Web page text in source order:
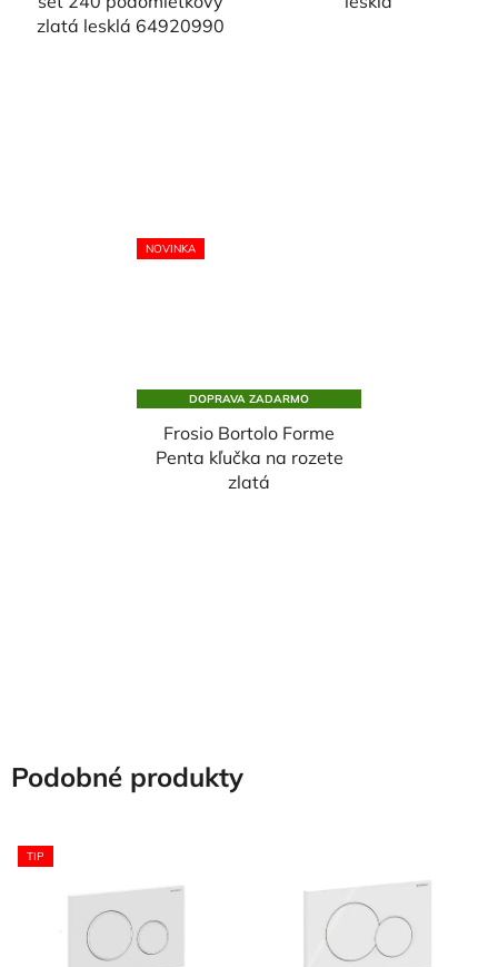
zlatá lesklá 64920990
NOVINKA
DOPRAVA ZADARMO
Frosio Bortolo Forme
Penta kľučka na rozete
zlatá
Podobné produkty
TIP